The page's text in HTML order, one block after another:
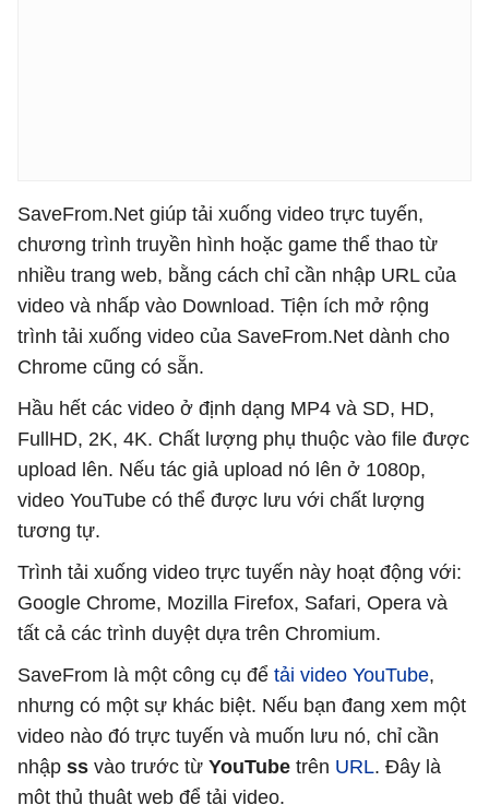
SaveFrom.Net giúp tải xuống video trực tuyến,
chương trình truyền hình hoặc game thể thao từ
nhiều trang web, bằng cách chỉ cần nhập URL của
video và nhấp vào Download. Tiện ích mở rộng
trình tải xuống video của SaveFrom.Net dành cho
Chrome cũng có sẵn.
Hầu hết các video ở định dạng MP4 và SD, HD,
FullHD, 2K, 4K. Chất lượng phụ thuộc vào file được
upload lên. Nếu tác giả upload nó lên ở 1080p,
video YouTube có thể được lưu với chất lượng
tương tự.
Trình tải xuống video trực tuyến này hoạt động với:
Google Chrome, Mozilla Firefox, Safari, Opera và
tất cả các trình duyệt dựa trên Chromium.
SaveFrom là một công cụ để tải video YouTube,
nhưng có một sự khác biệt. Nếu bạn đang xem một
video nào đó trực tuyến và muốn lưu nó, chỉ cần
nhập ss vào trước từ YouTube trên URL. Đây là
một thủ thuật web để tải video.